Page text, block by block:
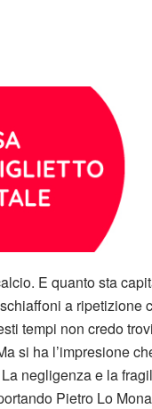
E quanto sta
a ripetizione
tempi non credo
si ha l’impresione
negligenza e la
Pietro Lo